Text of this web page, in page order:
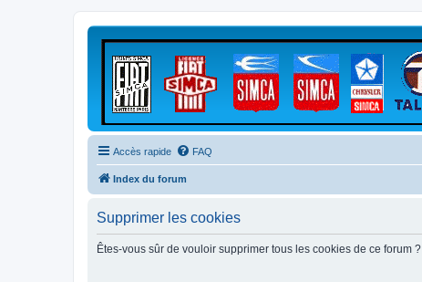
Accès rapide FAQ
Index du forum
Supprimer les cookies
Êtes-vous sûr de vouloir supprimer tous les cookies de ce forum ?